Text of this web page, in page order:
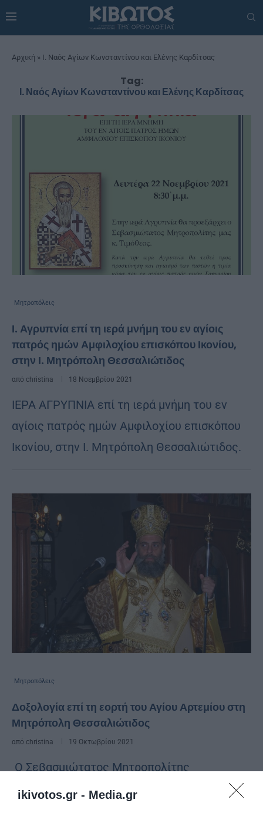
ikivotos.gr - Media.gr
Αρχική » Ι. Ναός Αγίων Κωνσταντίνου και Ελένης Καρδίτσας
Tag:
Ι. Ναός Αγίων Κωνσταντίνου και Ελένης Καρδίτσας
Μητροπόλεις
Ι. Αγρυπνία επί τη ιερά μνήμη του εν αγίοις
πατρός ημών Αμφιλοχίου επισκόπου Ικονίου,
στην Ι. Μητρόπολη Θεσσαλιώτιδος
από christina 18 Νοεμβρίου 2021
ΙΕΡΑ ΑΓΡΥΠΝΙΑ επί τη ιερά μνήμη του εν
αγίοις πατρός ημών Αμφιλοχίου επισκόπου
Ικονίου, στην Ι. Μητρόπολη Θεσσαλιώτιδος.
Μητροπόλεις
Δοξολογία επί τη εορτή του Αγίου Αρτεμίου στη
Μητρόπολη Θεσσαλιώτιδος
από christina 19 Οκτωβρίου 2021
Ο Σεβασμιώτατος Μητροπολίτης
Θεσσαλιώτιδος κ. Τιμόθεος, την Τετάρτη 20